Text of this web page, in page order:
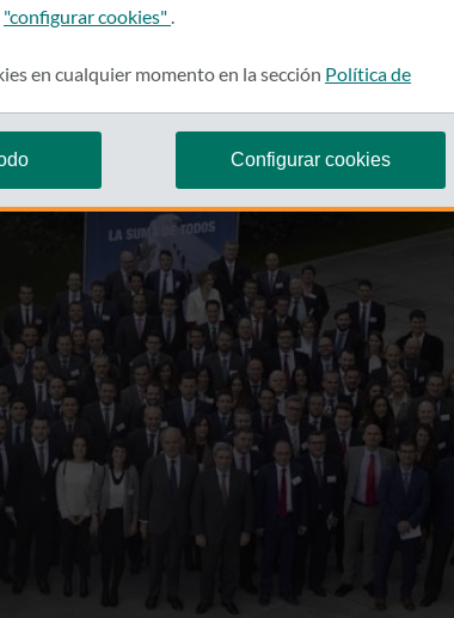
"configurar cookies" .
en cualquier momento en la sección Política de
Configurar cookies